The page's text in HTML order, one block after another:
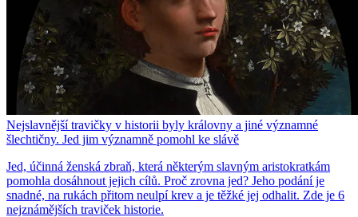
Nejslavnější travičky v historii byly královny a jiné významné
šlechtičny. Jed jim významně pomohl ke slávě
Jed, účinná ženská zbraň, která některým slavným aristokratkám
pomohla dosáhnout jejich cílů. Proč zrovna jed? Jeho podání je
snadné, na rukách přitom neulpí krev a je těžké jej odhalit. Zde je 6
nejznámějších traviček historie.